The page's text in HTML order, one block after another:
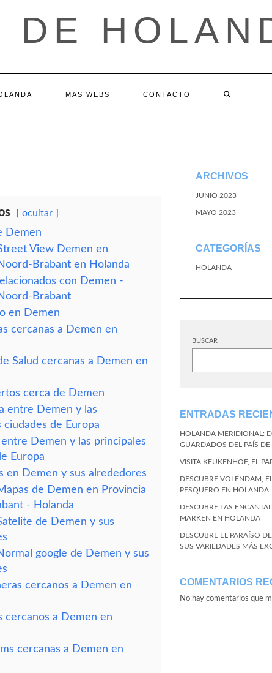
DE
MAS WEBS CONTACTO
ocultar
Demen
View Demen en
Brabant en Holanda
con Demen -
Brabant
en Demen
cercanas a Demen en
Salud cercanas a Demen en
cerca de Demen
entre Demen y las
ciudades de Europa
entre Demen y las principales
Europa
en Demen y sus alrededores
de Demen en Provincia
- Holanda
de Demen y sus
google de Demen y sus
cercanos a Demen en
cercanos a Demen en
cercanas a Demen en
ARCHIVOS
JUNIO 2023
MAYO 2023
CATEGORÍAS
HOLANDA
BUSCAR
ENTRADAS
HOLANDA MERIDIONAL:
GUARDADOS DEL PAÍS DE
VISITA KEUKENHOF, EL
DESCUBRE VOLENDAM,
PESQUERO EN HOLANDA
DESCUBRE LAS
MARKEN EN HOLANDA
DESCUBRE EL PARAÍSO
SUS VARIEDADES MÁS
COMENTARIOS
No hay comentarios que